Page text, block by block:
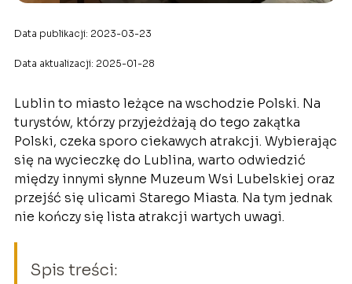
Data publikacji: 2023-03-23
Data aktualizacji: 2025-01-28
Lublin to miasto leżące na wschodzie Polski. Na
turystów, którzy przyjeżdżają do tego zakątka
Polski, czeka sporo ciekawych atrakcji. Wybierając
się na wycieczkę do Lublina, warto odwiedzić
między innymi słynne Muzeum Wsi Lubelskiej oraz
przejść się ulicami Starego Miasta. Na tym jednak
nie kończy się lista atrakcji wartych uwagi.
Spis treści: